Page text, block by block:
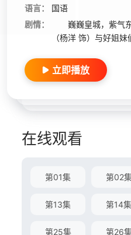
语言：
国语
剧情：
巍巍皇城，紫气东
（杨洋 饰）与好姐
立即播放
在线观看
第01集 第02
第13集 第14集
第25集 第26